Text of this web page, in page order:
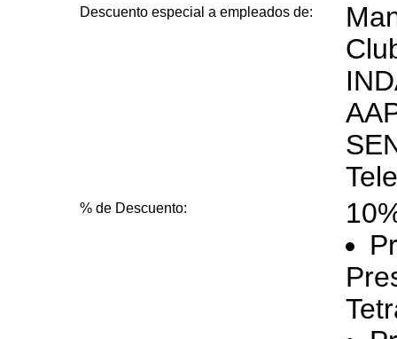
Descuento especial a empleados de:
% de Descuento: